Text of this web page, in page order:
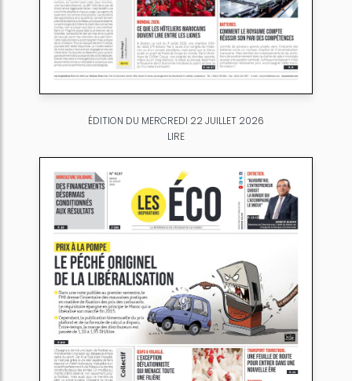
ÉDITION DU MERCREDI 22 JUILLET 2026
LIRE